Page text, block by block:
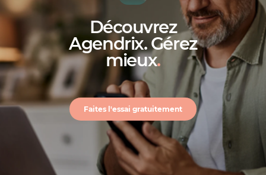
Découvrez
Agendrix. Gérez
mieux.
Faites l'essai gratuitement